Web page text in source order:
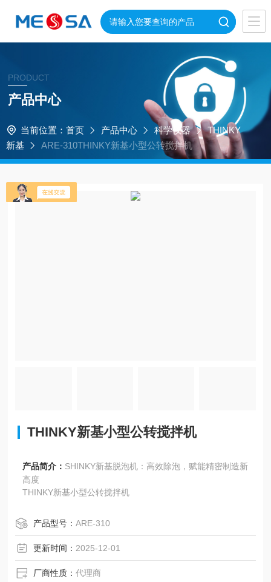
PRODUCT
产品中心
当前位置： 首页 产品中心 科学仪器
THINKY
新基
ARE-310THINKY新基小型公转搅拌机
THINKY新基小型公转搅拌机
产品简介： SHINKY新基脱泡机：高效除泡，赋能精密制造新
高度
THINKY新基小型公转搅拌机
产品型号：ARE-310
更新时间： 2025-12-01
厂商性质：代理商